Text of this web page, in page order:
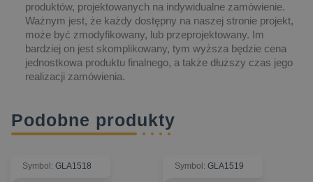
produktów, projektowanych na indywidualne zamówienie.
Ważnym jest, że każdy dostępny na naszej stronie projekt,
może być zmodyfikowany, lub przeprojektowany. Im
bardziej on jest skomplikowany, tym wyższa będzie cena
jednostkowa produktu finalnego, a także dłuższy czas jego
realizacji zamówienia.
Podobne produkty
Symbol: GLA1518 Symbol: GLA1519